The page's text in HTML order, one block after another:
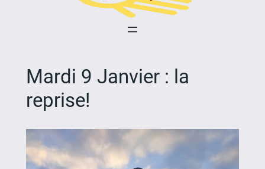
Mardi 9 Janvier : la
reprise!